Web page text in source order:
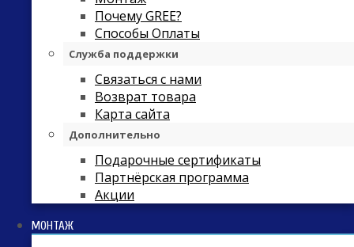
Почему GREE?
Способы Оплаты
Служба поддержки
Связаться с нами
Возврат товара
Карта сайта
Дополнительно
Подарочные сертификаты
Партнёрская программа
Акции
МОНТАЖ